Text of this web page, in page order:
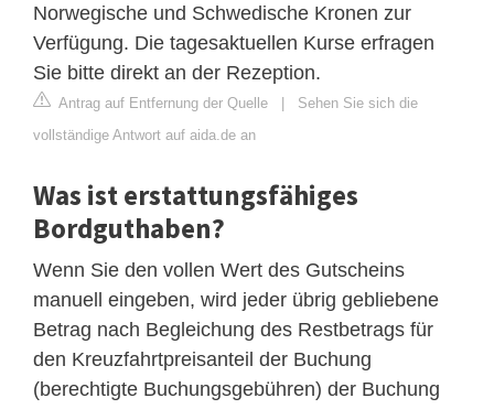
Norwegische und Schwedische Kronen zur
Verfügung. Die tagesaktuellen Kurse erfragen
Sie bitte direkt an der Rezeption.
Antrag auf Entfernung der Quelle | Sehen Sie sich die
vollständige Antwort auf aida.de an
Was ist erstattungsfähiges
Bordguthaben?
Wenn Sie den vollen Wert des Gutscheins
manuell eingeben, wird jeder übrig gebliebene
Betrag nach Begleichung des Restbetrags für
den Kreuzfahrtpreisanteil der Buchung
(berechtigte Buchungsgebühren) der Buchung